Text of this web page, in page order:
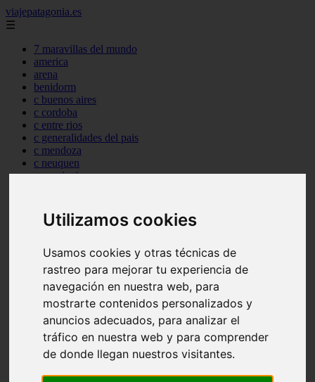
Utilizamos cookies
Usamos cookies y otras técnicas de
rastreo para mejorar tu experiencia de
navegación en nuestra web, para
mostrarte contenidos personalizados y
anuncios adecuados, para analizar el
tráfico en nuestra web y para comprender
de donde llegan nuestros visitantes.
viajepatagonia.es
☰
7 maravillas del mundo
america
arena
benidorm
c buenos aires
c cordoba
c entre rios
c generalidades del pais
c mendoza
c neuquen
c provincias
c tierra de fuego
c tucuman
carmen
category
destinos
gijon
lanzarote
monumentos
naturaleza
san